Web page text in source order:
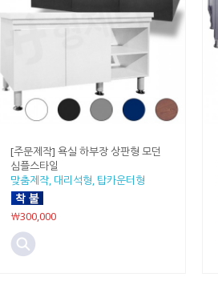
[주문제작] 욕실 하부장 상판형 모던
심플스타일
맞춤제작, 대리석형, 탑카운터형
￦300,000